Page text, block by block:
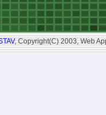
, Copyright(C) 2003, Web